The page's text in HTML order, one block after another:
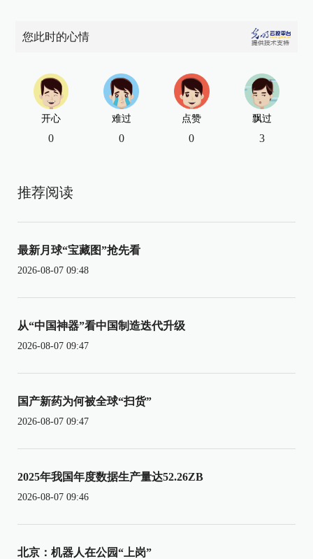
您此时的心情
开心
0
难过
0
点赞
0
飘过
3
推荐阅读
最新月球“宝藏图”抢先看
2026-08-07 09:48
从“中国神器”看中国制造迭代升级
2026-08-07 09:47
国产新药为何被全球“扫货”
2026-08-07 09:47
2025年我国年度数据生产量达52.26ZB
2026-08-07 09:46
北京：机器人在公园“上岗”